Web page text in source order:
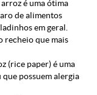
é uma ótima
de alimentos
em geral.
recheio que mais
(rice paper) é uma
possuem alergia